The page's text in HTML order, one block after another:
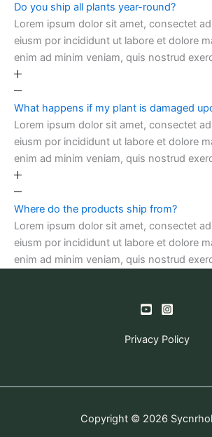
Do you ship all plants year-round?
Lorem ipsum dolor sit amet, consectet
eiusm por incididunt ut labore et dolore
enim ad minim veniam, quis nostrud
What happens if my plant is damaged
Lorem ipsum dolor sit amet, consectet
eiusm por incididunt ut labore et dolore
enim ad minim veniam, quis nostrud
Where do the products ship from?
Lorem ipsum dolor sit amet, consectet
eiusm por incididunt ut labore et dolore
enim ad minim veniam, quis nostrud
Privacy Policy
Copyright © 2026